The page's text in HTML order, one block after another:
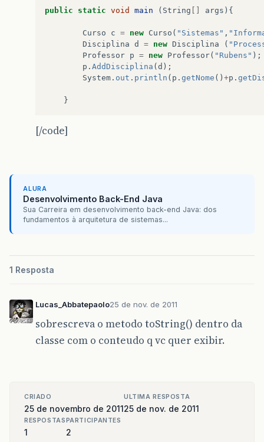
public Professor getProfessor
void setProfessor
if
professor != null
professor = professor
}
}
public static void main ( String args ){
Curso c = new Curso ( "Sistemas" ,
Disciplina d = new Disciplina (
Professor p = new Professor( "Rubens" );
p . AddDisciplina ( d );
System . out . println ( p . getNome () +p .
}
[/code]
ALURA
Desenvolvimento Back-End Java
Sua Carreira em desenvolvimento back-end Java: dos
fundamentos à arquitetura de sistemas...
1 Resposta
Lucas_Abbatepaolo25 de nov. de 2011
sobrescreva o metodo toString() dentro da
classe com o conteudo q vc quer exibir.
CRIADO
25 de novembro de 2011
ULTIMA RESPOSTA
25 de nov. de 2011
RESPOSTAS
1
PARTICIPANTES
2